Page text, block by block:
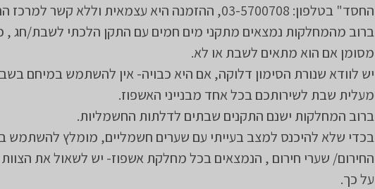
החסד" בטלפון: 03-5700708, ההזמנה היא עצמאית וללא קשר למרכז הרפואי.
ברוב מהמחלקות נמצאים מתקני מים חמים עם התקן הלכתי לשבת/חג ,
מסומן אם הוא מתאים לשבת או לא.
יש לוודא שנורת הסימון דלוקה, אם היא כבויה- אין להשתמש במיחם
מעלית שבת לשירותכם בכל אחד מבנייני האשפוז.
ברוב המחלקות ישנם התקנים שבתים לדלתות החשמליות.
בכדי שלא להיכנס למצב בעייתי עם שערים חשמליים, מומלץ להשתמש
החירום/ שערי חירום , הנמצאים בכל מחלקת אשפוז- יש לשאול את הצוות
על כך.